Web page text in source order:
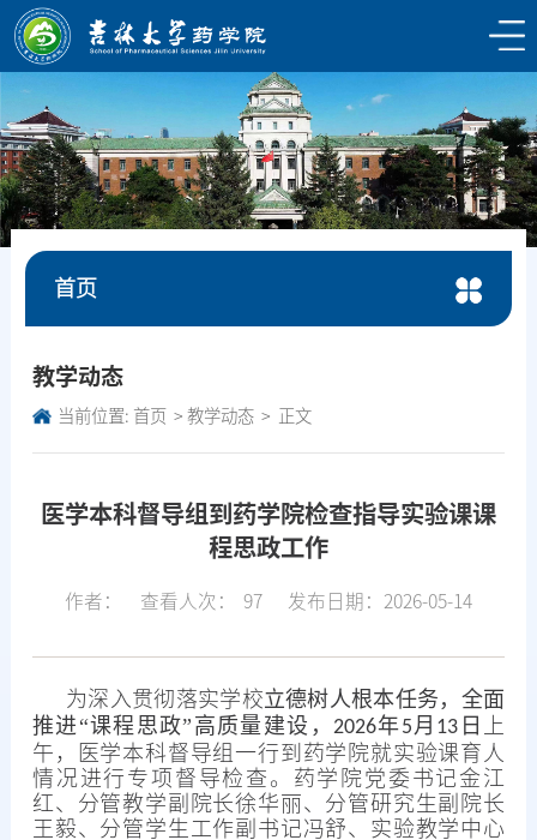
首页
教学动态
当前位置: 首页 教学动态 正文
医学本科督导组到药学院检查指导实验课课
程思政工作
作者： 查看人次： 97 发布日期：2026-05-14
为深入贯彻落实学校立德树人根本任务，全面
推进“课程思政”高质量建设， 2026年5 月 13 日
上
午，医学本科督导组一行到药学院就实验课育人
情况进行专项督导检查。药学院党委书记金江
红、分管教学副院长徐华丽、分管研究生副院长
王毅、分管学生工作副书记冯舒、实验教学中心